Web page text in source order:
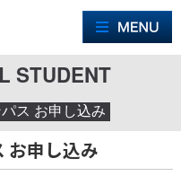
STUDENT
ス お申し込み
お申し込み